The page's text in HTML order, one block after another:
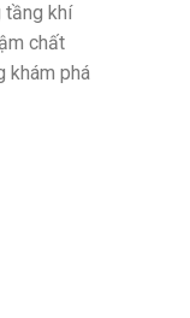
tầng khí
chất
khám phá